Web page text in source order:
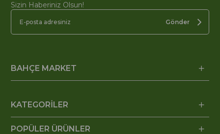
Sizin Haberiniz Olsun!
Gönder
BAHÇE MARKET
KATEGORİLER
POPÜLER ÜRÜNLER